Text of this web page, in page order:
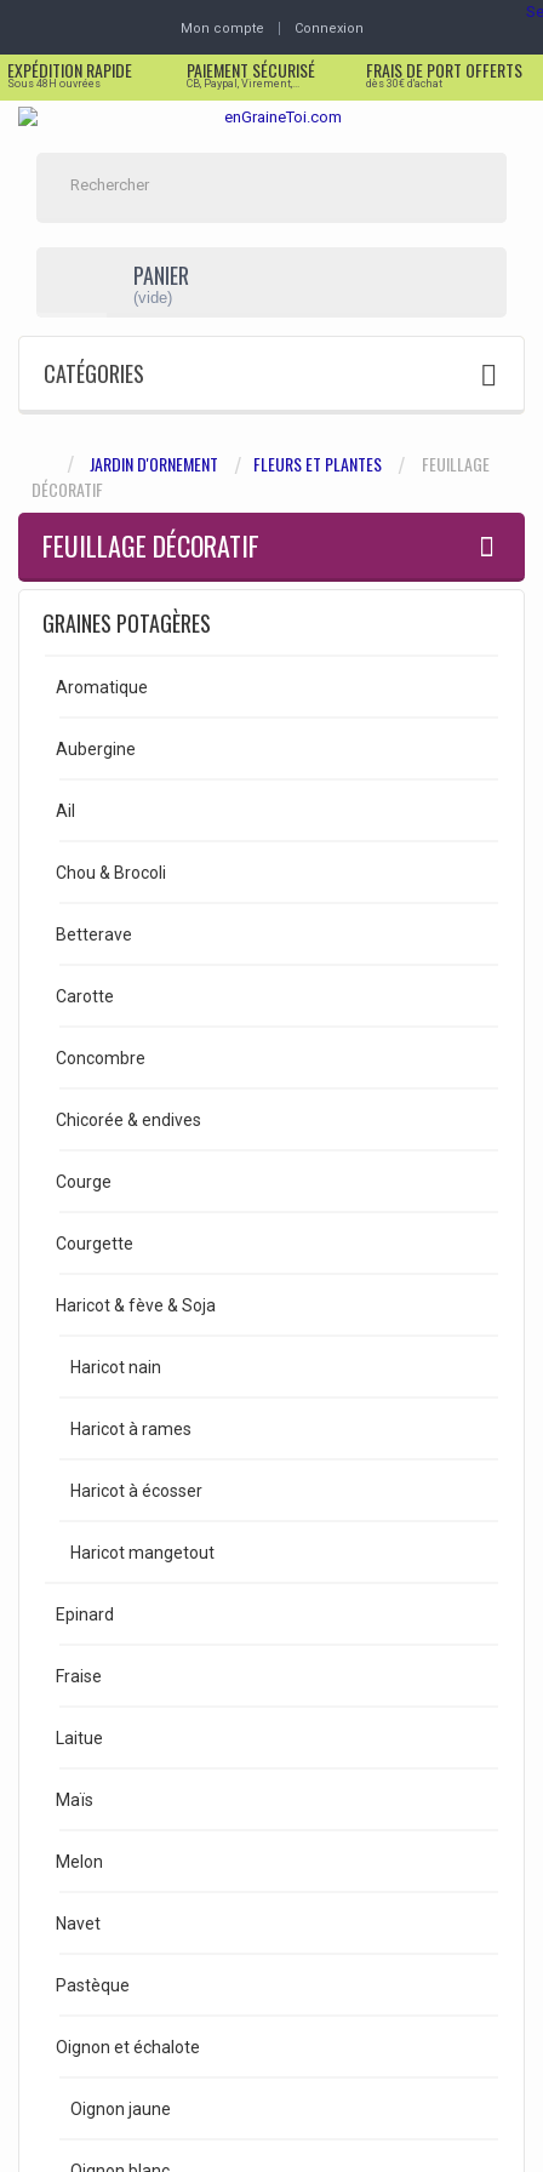
Mon compte Connexion
EXPÉDITION RAPIDE
Sous 48H ouvrées
PAIEMENT SÉCURISÉ
CB, Paypal, Virement,...
FRAIS DE PORT OFFERTS
dès 30€ d'achat
PANIER
(vide)
CATÉGORIES
JARDIN D'ORNEMENT FLEURS ET PLANTES
FEUILLAGE
DÉCORATIF
FEUILLAGE DÉCORATIF
GRAINES POTAGÈRES
Aromatique
Aubergine
Ail
Chou & Brocoli
Betterave
Carotte
Concombre
Chicorée & endives
Courge
Courgette
Haricot & fève & Soja
Haricot nain
Haricot à rames
Haricot à écosser
Haricot mangetout
Epinard
Fraise
Laitue
Maïs
Melon
Navet
Pastèque
Oignon et échalote
Oignon jaune